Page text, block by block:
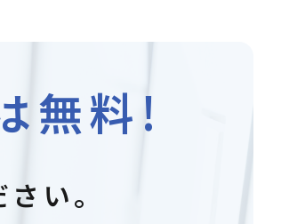
無料!
い。